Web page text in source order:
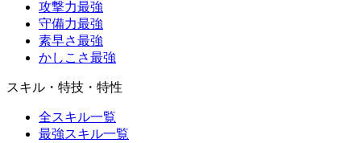
攻撃力最強
守備力最強
素早さ最強
かしこさ最強
スキル・特技・特性
全スキル一覧
最強スキル一覧